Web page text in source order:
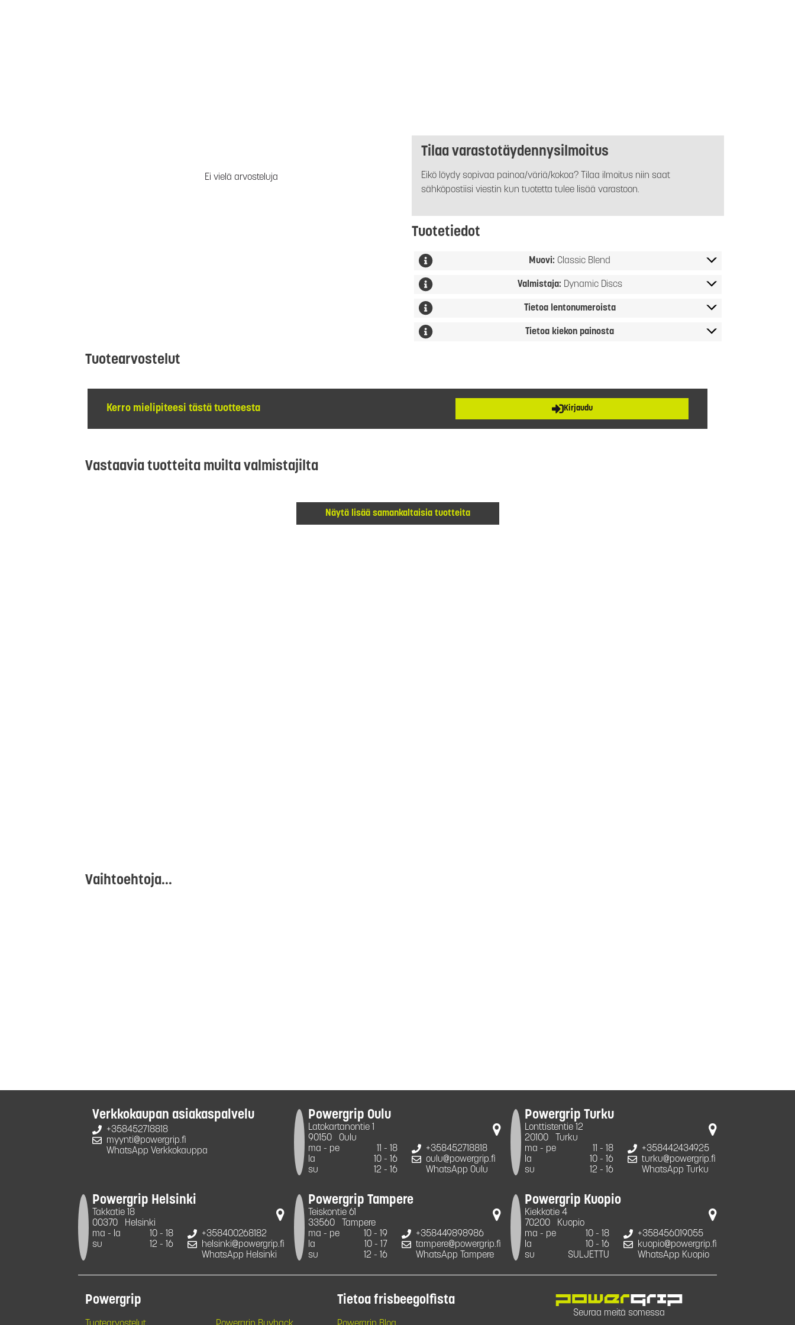
Ei vielä arvosteluja
Tilaa varastotäydennysilmoitus
Eikö löydy sopivaa painoa/väriä/kokoa? Tilaa ilmoitus niin saat
sähköpostiisi viestin kun tuotetta tulee lisää varastoon.
Tuotetiedot
Muovi: Classic Blend
Valmistaja: Dynamic Discs
Tietoa lentonumeroista
Tietoa kiekon painosta
Tuotearvostelut
Kerro mielipiteesi tästä tuotteesta Kirjaudu
Vastaavia tuotteita muilta valmistajilta
Näytä lisää samankaltaisia tuotteita
Vaihtoehtoja...
Verkkokaupan asiakaspalvelu
+358452718818
myynti@powergrip.fi
WhatsApp Verkkokauppa
Powergrip Oulu
Latokartanontie 1
90150
Oulu
ma - pe
11 - 18
la
10 - 16
su
12 - 16
+358452718818
oulu@powergrip.fi
WhatsApp Oulu
Powergrip Turku
Lonttistentie 12
20100
Turku
ma - pe
11 - 18
la
10 - 16
su
12 - 16
+358442434925
turku@powergrip.fi
WhatsApp Turku
Powergrip Helsinki
Takkatie 18
00370
Helsinki
ma - la
10 - 18
su
12 - 16
+358400268182
helsinki@powergrip.fi
WhatsApp Helsinki
Powergrip Tampere
Teiskontie 61
33560
Tampere
ma - pe
10 - 19
la
10 - 17
su
12 - 16
+358449898986
tampere@powergrip.fi
WhatsApp Tampere
Powergrip Kuopio
Kiekkotie 4
70200
Kuopio
ma - pe
10 - 18
la
10 - 16
su
SULJETTU
+358456019055
kuopio@powergrip.fi
WhatsApp Kuopio
Powergrip Tietoa frisbeegolfista
Seuraa meitä somessa